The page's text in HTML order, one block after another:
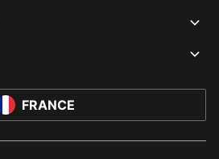
FRANCE